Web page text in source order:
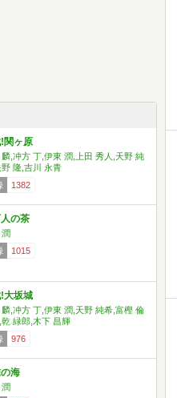
関ヶ原
,冲方 丁,伊東 潤,上田 秀人,天野 純
隆,吉川 永青
1382
の茶
1015
大坂城
,冲方 丁,伊東 潤,天野 純希,富樫 倫
緑郎,木下 昌輝
976
海